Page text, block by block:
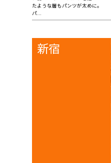
たような層もパンツが太めに。
パ...
新宿